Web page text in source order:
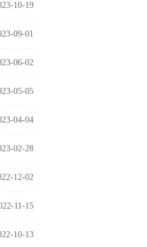
10-19
09-01
06-02
05-05
04-04
02-28
12-02
11-15
10-13